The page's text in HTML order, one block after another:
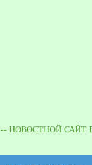
-- НОВОСТНОЙ САЙТ